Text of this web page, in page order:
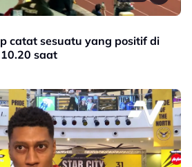
catat sesuatu yang positif di
saat